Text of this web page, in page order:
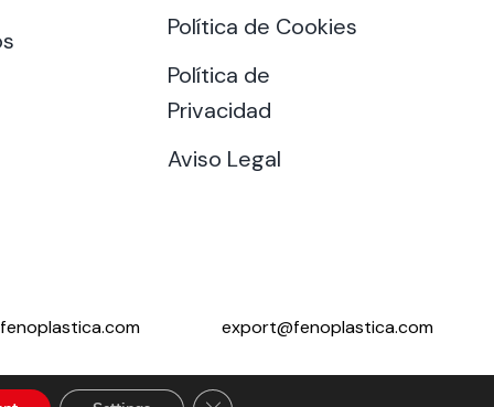
Política de Cookies
Política de
Privacidad
Aviso Legal
export@fenoplastica.com
Close GDPR Cookie Banner